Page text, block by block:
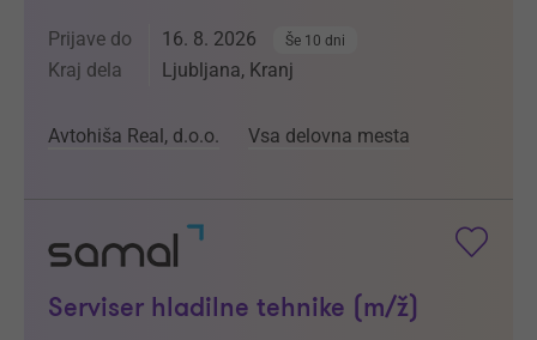
Prijave do 16. 8. 2026 Še 10 dni
Kraj dela Ljubljana, Kranj
Avtohiša Real, d.o.o. Vsa delovna mesta
Serviser hladilne tehnike (m/ž)